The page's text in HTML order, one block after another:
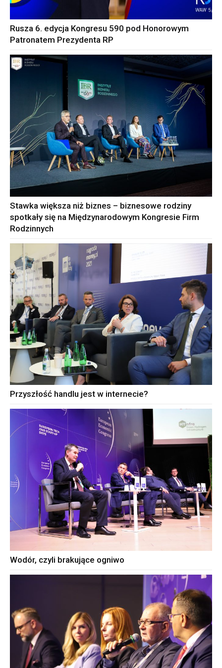
Rusza 6. edycja Kongresu 590 pod Honorowym
Patronatem Prezydenta RP
Stawka większa niż biznes – biznesowe rodziny
spotkały się na Międzynarodowym Kongresie Firm
Rodzinnych
Przyszłość handlu jest w internecie?
Wodór, czyli brakujące ogniwo